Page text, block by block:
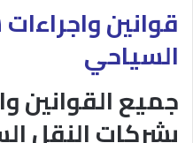
قوانين
السياحي
جميع القوانين
بشركات النقل